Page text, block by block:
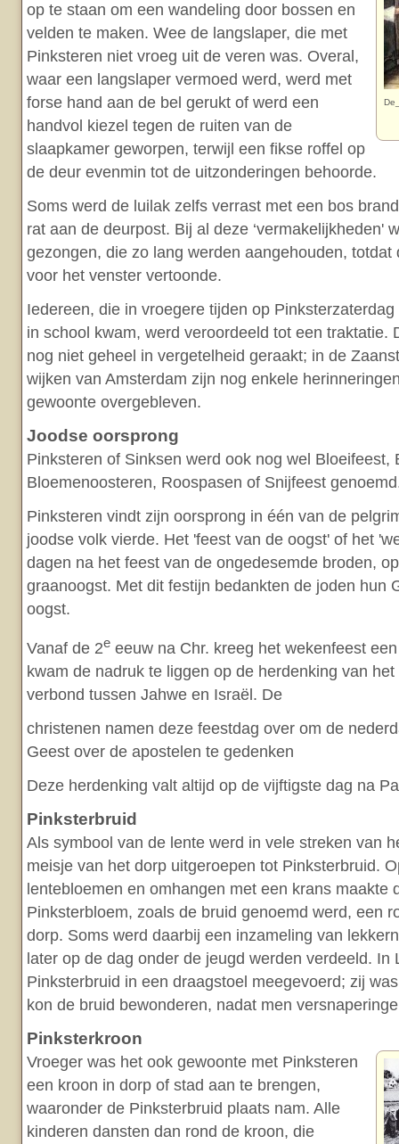
op te staan om een wandeling door bossen en
velden te maken. Wee de langslaper, die met
Pinksteren niet vroeg uit de veren was. Overal,
waar een langslaper vermoed werd, werd met
forse hand aan de bel gerukt of werd een
handvol kiezel tegen de ruiten van de
slaapkamer geworpen, terwijl een fikse roffel op
de deur evenmin tot de uitzonderingen behoorde.
Soms werd de luilak zelfs verrast met een bos
rat aan de deurpost. Bij al deze ‘vermakelijkheden'
gezongen, die zo lang werden aangehouden, totdat
voor het venster vertoonde.
Iedereen, die in vroegere tijden op
in school kwam, werd veroordeeld tot een traktatie.
nog niet geheel in vergetelheid geraakt; in de
wijken van Amsterdam zijn nog enkele
gewoonte overgebleven.
Joodse oorsprong
Pinksteren of Sinksen werd ook nog wel Bloeifeest,
Bloemenoosteren, Roospasen of Snijfeest
Pinksteren vindt zijn oorsprong in één van de
joodse volk vierde. Het 'feest van de oogst' of het
dagen na het feest van de ongedesemde broden,
graanoogst. Met dit festijn bedankten de joden hun
oogst.
Vanaf de 2e eeuw na Chr. kreeg het wekenfeest
kwam de nadruk te liggen op de herdenking van
verbond tussen Jahwe en Israël. De
christenen namen deze feestdag over om de
Geest over de apostelen te gedenken
Deze herdenking valt altijd op de vijftigste dag na
Pinksterbruid
Als symbool van de lente werd in vele streken van
meisje van het dorp uitgeroepen tot Pinksterbruid.
lentebloemen en omhangen met een krans maakte
Pinksterbloem, zoals de bruid genoemd werd, een
dorp. Soms werd daarbij een inzameling van
later op de dag onder de jeugd werden verdeeld. In
Pinksterbruid in een draagstoel meegevoerd; zij
kon de bruid bewonderen, nadat men
Pinksterkroon
Vroeger was het ook gewoonte met Pinksteren
een kroon in dorp of stad aan te brengen,
waaronder de Pinksterbruid plaats nam. Alle
kinderen dansten dan rond de kroon, die